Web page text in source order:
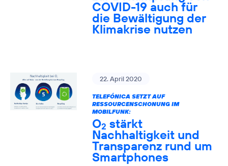
COVID-19 auch für
die Bewältigung der
Klimakrise nutzen
22. April 2020
TELEFÓNICA SETZT AUF
RESSOURCENSCHONUNG IM
MOBILFUNK:
O2 stärkt
Nachhaltigkeit und
Transparenz rund um
Smartphones